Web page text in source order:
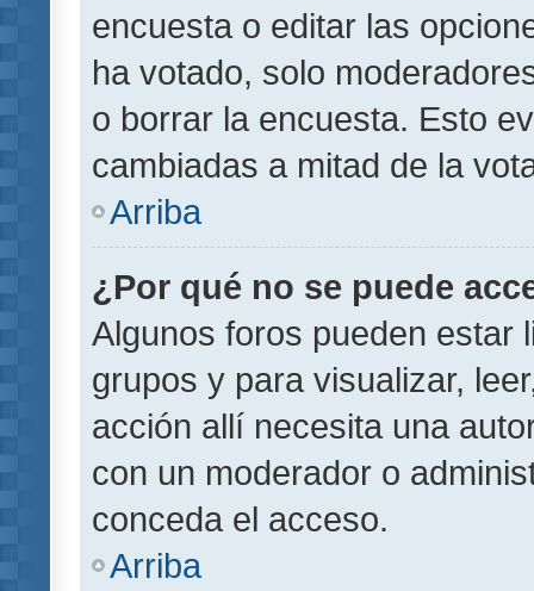
encuesta o editar las
ha votado, solo
o borrar la encuesta. Esto
cambiadas a mitad de la
Arriba
¿Por qué no se puede
Algunos foros pueden estar
grupos y para visualizar,
acción allí necesita una
con un moderador o
conceda el acceso.
Arriba